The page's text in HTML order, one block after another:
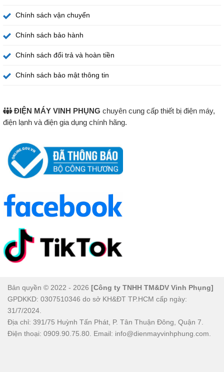
thống. Đồng thời, tủ được trang bị nhiều ngăn nhỏ bên
trong tối ưu hóa không gian. Bạn có thể bảo quản nhiều
Chính sách vận chuyển
Chính sách bảo hành
Chính sách đổi trả và hoàn tiền
Chính sách bảo mật thông tin
ĐIỆN MÁY VINH PHỤNG chuyên cung cấp thiết bị điện máy,
điện lạnh và điện gia dụng chính hãng.
Bản quyền © 2022 - 2026 [Công ty TNHH TM&DV Vinh Phụng]
GPDKKD: 0307510346 do sở KH&ĐT TP.HCM cấp ngày:
31/7/2024.
Địa chỉ: 391/75 Huỳnh Tấn Phát, P. Tân Thuận Đông, Quận 7.
Điện thoại: 0909.90.75.80. Email: info@dienmayvinhphung.com.